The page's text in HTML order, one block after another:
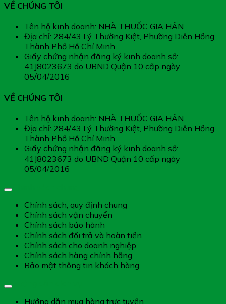
VỀ CHÚNG TÔI
Tên hộ kinh doanh: NHÀ THUỐC GIA HÂN
Địa chỉ: 284/43 Lý Thường Kiệt, Phường Diên Hồng,
Thành Phố Hồ Chí Minh
Giấy chứng nhận đăng ký kinh doanh số:
41J8023673 do UBND Quận 10 cấp ngày
05/04/2016
VỀ CHÚNG TÔI
Tên hộ kinh doanh: NHÀ THUỐC GIA HÂN
Địa chỉ: 284/43 Lý Thường Kiệt, Phường Diên Hồng,
Thành Phố Hồ Chí Minh
Giấy chứng nhận đăng ký kinh doanh số:
41J8023673 do UBND Quận 10 cấp ngày
05/04/2016
Chính sách, quy định chung
Chính sách vận chuyển
Chính sách bảo hành
Chính sách đổi trả và hoàn tiền
Chính sách cho doanh nghiệp
Chính sách hàng chính hãng
Bảo mật thông tin khách hàng
Hướng dẫn mua hàng trực tuyến